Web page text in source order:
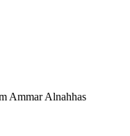
Ammar Alnahhas